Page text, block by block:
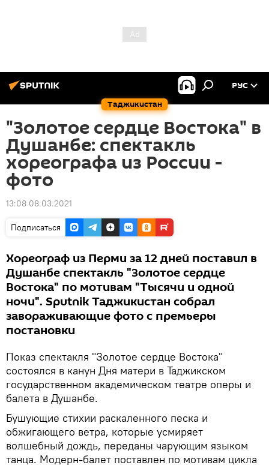
Таджикистан
РУС
"Золотое сердце Востока" в
Душанбе: спектакль
хореографа из России -
фото
13:08 08.03.2021
Подписаться
Хореограф из Перми за 12 дней поставил в
Душанбе спектакль "Золотое сердце
Востока" по мотивам "Тысячи и одной
ночи". Sputnik Таджикистан собрал
завораживающие фото с премьеры
постановки
Показ спектакля "Золотое сердце Востока"
состоялся в канун Дня матери в Таджикском
государственном академическом театре оперы и
балета в Душанбе.
Бушующие стихии раскаленного песка и
обжигающего ветра, которые усмиряет
волшебный дождь, переданы чарующим языком
танца. Модерн-балет поставлен по мотивам цикла